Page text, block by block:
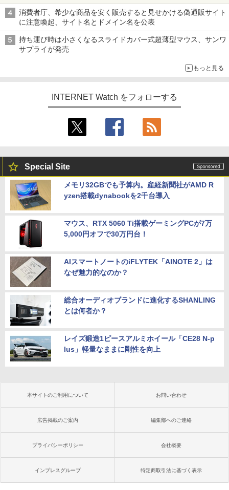
ル TIVIP」
消費者庁、希少な商品を安く販売すると見せかける偽通販サイト
に注意喚起、サイト名とドメイン名を公表
持ち運び時は小さくなるスライドカバー式超薄型マウス、サンワ
サプライが発売
もっと見る
INTERNET Watch をフォローする
Special Site
メモリ32GBでも予算内。産経新聞社がAMD R
yzen搭載dynabookを2千台導入
マウス、RTX 5060 Ti搭載ゲーミングPCが7万
5,000円オフで30万円台！
AIスマートノートのiFLYTEK「AINOTE 2」は
なぜ魅力的なのか？
総合オーディオブランドに進化するSHANLING
とは何者か？
レイズ鍛造1ピースアルミホイール「CE28 N-p
lus」軽量なままに剛性を向上
本サイトのご利用について お問い合わせ
広告掲載のご案内 編集部へのご連絡
プライバシーポリシー 会社概要
インプレスグループ 特定商取引法に基づく表示